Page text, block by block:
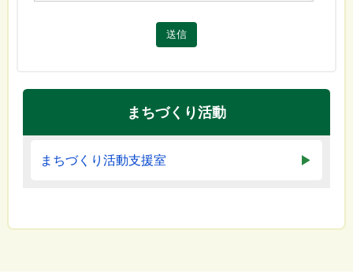
送信
まちづくり活動
まちづくり活動支援室